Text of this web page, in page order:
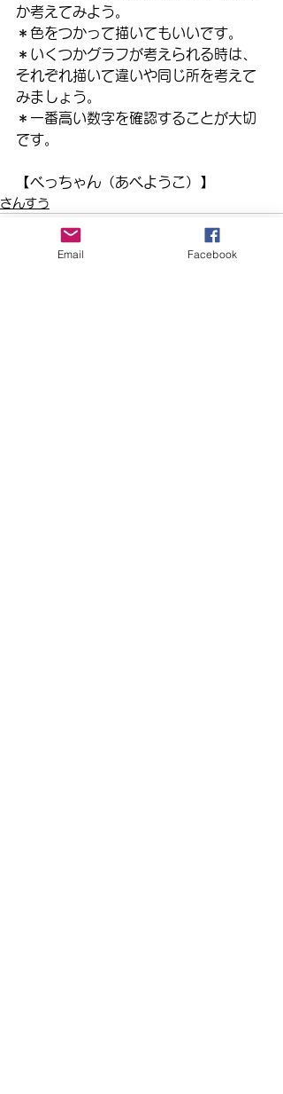
か考えてみよう。
＊色をつかって描いてもいいです。
＊いくつかグラフが考えられる時は、
それぞれ描いて違いや同じ所を考えて
みましょう。
＊一番高い数字を確認することが大切
です。
【べっちゃん（あべようこ）】
さんすう
Email Facebook